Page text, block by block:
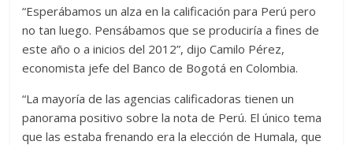
“Esperábamos un alza en la calificación para Perú pero
no tan luego. Pensábamos que se produciría a fines de
este año o a inicios del 2012”, dijo Camilo Pérez,
economista jefe del Banco de Bogotá en Colombia.
“La mayoría de las agencias calificadoras tienen un
panorama positivo sobre la nota de Perú. El único tema
que las estaba frenando era la elección de Humala, que